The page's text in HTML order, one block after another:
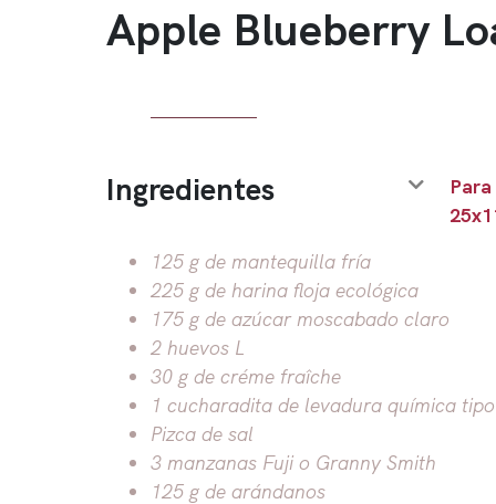
Apple Blueberry
Ingredientes
125 g de mantequilla fría
225 g de harina floja ecológica
175 g de azúcar moscabado claro
2 huevos L
30 g de créme fraîche
1 cucharadita de levadura química
Pizca de sal
3 manzanas Fuji o Granny Smith
125 g de arándanos